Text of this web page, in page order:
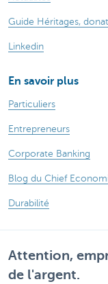
Guide Héritages,
Linkedin
En savoir plus
Particuliers
Entrepreneurs
Corporate Banking
Blog du Chief
Durabilité
Attention,
de l'argent.